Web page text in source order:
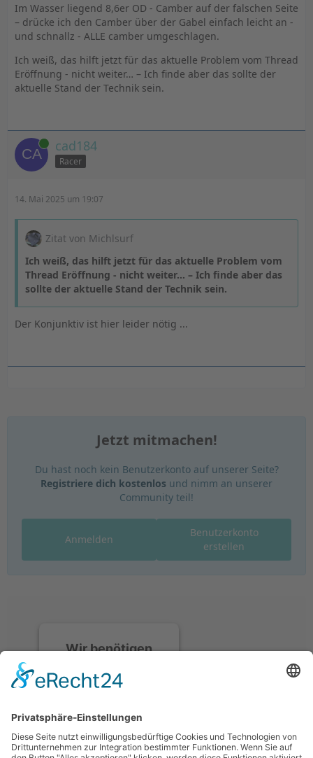
Im Wasser liegend 8,6er OD - Camber auf der falschen Seite
– drücke ich den Camber über der Gabel einfach leicht an -
und schnallz - ALLE camber umgeschlagen.
Ich weiß, das hilft jetzt für das aktuelle Problem vom Thread
Eröffnung - nicht weiter… – Ich finde aber das sollte der
aktuelle Stand der Technik sein.
Online cad184
Racer
14. Mai 2025 um 19:07
Zitat von Michlsurf
Ich weiß, das hilft jetzt für das aktuelle Problem vom
Thread Eröffnung - nicht weiter… – Ich finde aber das
sollte der aktuelle Stand der Technik sein.
Der Konjunktiv ist hier leider nötig ...
Jetzt mitmachen!
Du hast noch kein Benutzerkonto auf unserer Seite?
Registriere dich kostenlos und nimm an unserer
Community teil!
Benutzerkonto
erstellen
Anmelden
Wir benötigen
Zustimmung, um
Service zu laden!
Wir verwenden
Discord, um Inhalte